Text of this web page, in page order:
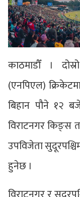
काठमाडौँ ।
(एनपिएल)
बिहान पौने १२
विराटनगर किङ्स
उपविजेता
हुनेछ ।